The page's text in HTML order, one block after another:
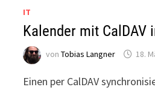
IT
Kalender mit CalDAV
vonTobias Langner 18.
Einen per CalDAV